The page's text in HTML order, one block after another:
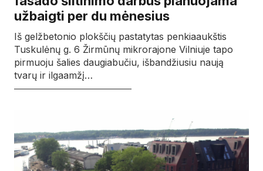
užbaigti per du mėnesius
Iš gelžbetonio plokščių pastatytas penkiaaukštis
Tuskulėnų g. 6 Žirmūnų mikrorajone Vilniuje tapo
pirmuoju šalies daugiabučiu, išbandžiusiu naują
tvarų ir ilgaamžį…